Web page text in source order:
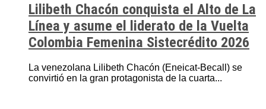
Lilibeth Chacón conquista el Alto de La
Línea y asume el liderato de la Vuelta
Colombia Femenina Sistecrédito 2026
La venezolana Lilibeth Chacón (Eneicat-Becall) se
convirtió en la gran protagonista de la cuarta...